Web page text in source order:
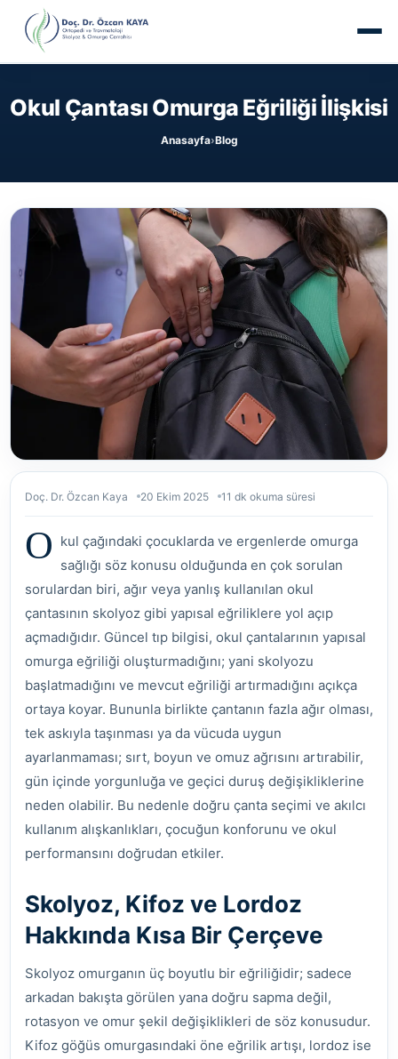
Okul Çantası Omurga Eğriliği İlişkisi
Anasayfa›Blog
Doç. Dr. Özcan Kaya 20 Ekim 2025 11 dk okuma süresi
O kul çağındaki çocuklarda ve ergenlerde omurga
sağlığı söz konusu olduğunda en çok sorulan
sorulardan biri, ağır veya yanlış kullanılan okul
çantasının skolyoz gibi yapısal eğriliklere yol açıp
açmadığıdır. Güncel tıp bilgisi, okul çantalarının yapısal
omurga eğriliği oluşturmadığını; yani skolyozu
başlatmadığını ve mevcut eğriliği artırmadığını açıkça
ortaya koyar. Bununla birlikte çantanın fazla ağır olması,
tek askıyla taşınması ya da vücuda uygun
ayarlanmaması; sırt, boyun ve omuz ağrısını artırabilir,
gün içinde yorgunluğa ve geçici duruş değişikliklerine
neden olabilir. Bu nedenle doğru çanta seçimi ve akılcı
kullanım alışkanlıkları, çocuğun konforunu ve okul
performansını doğrudan etkiler.
Skolyoz, Kifoz ve Lordoz
Hakkında Kısa Bir Çerçeve
Skolyoz omurganın üç boyutlu bir eğriliğidir; sadece
arkadan bakışta görülen yana doğru sapma değil,
rotasyon ve omur şekil değişiklikleri de söz konusudur.
Kifoz göğüs omurgasındaki öne eğrilik artışı, lordoz ise